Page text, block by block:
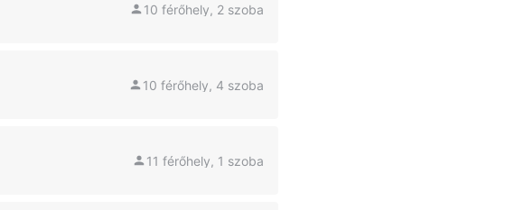
10 férőhely, 2 szoba
10 férőhely, 4 szoba
11 férőhely, 1 szoba